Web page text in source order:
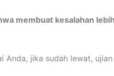
membuat kesalahan
Anda, jika sudah lewat,